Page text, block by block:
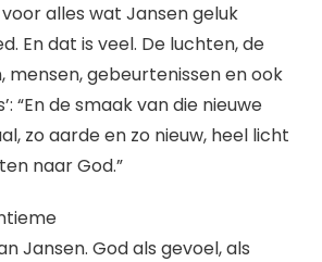
alles wat Jansen geluk
En dat is veel. De luchten, de
mensen, gebeurtenissen en ook
“En de smaak van die nieuwe
zo aarde en zo nieuw, heel licht
naar God.”
Jansen. God als gevoel, als